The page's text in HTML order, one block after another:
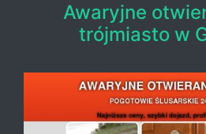
Awaryjne
trójmiasto w